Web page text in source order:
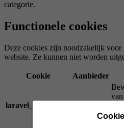
categorie.
Functionele cookies
Deze cookies zijn noodzakelijk voor
website. Ze kunnen niet worden
Cookie Aanbieder
laravel_session